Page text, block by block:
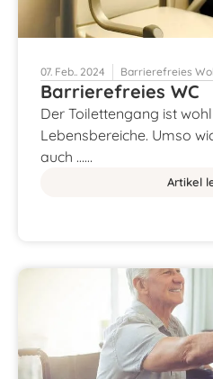
07. Feb.. 2024 Barrierefreies
Barrierefreies WC
Der Toilettengang ist
Lebensbereiche. Umso
auch ……
Artikel